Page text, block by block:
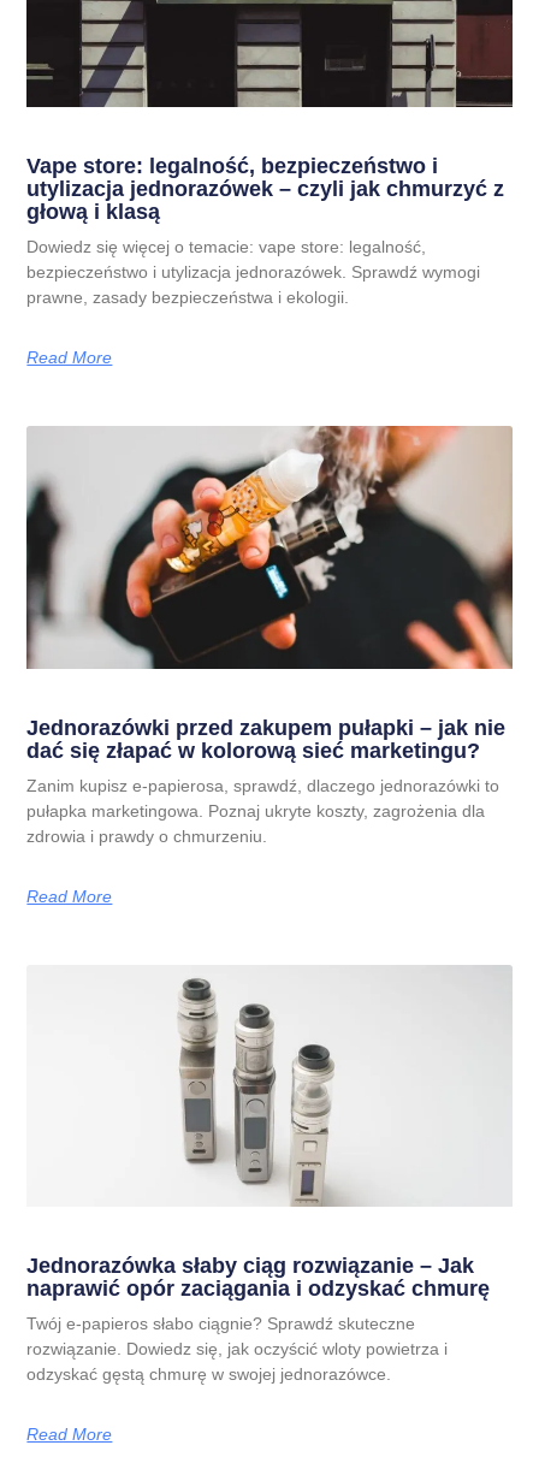
Vape store: legalność, bezpieczeństwo i
utylizacja jednorazówek – czyli jak chmurzyć z
głową i klasą
Dowiedz się więcej o temacie: vape store: legalność,
bezpieczeństwo i utylizacja jednorazówek. Sprawdź wymogi
prawne, zasady bezpieczeństwa i ekologii.
Read More
Jednorazówki przed zakupem pułapki – jak nie
dać się złapać w kolorową sieć marketingu?
Zanim kupisz e-papierosa, sprawdź, dlaczego jednorazówki to
pułapka marketingowa. Poznaj ukryte koszty, zagrożenia dla
zdrowia i prawdy o chmurzeniu.
Read More
Jednorazówka słaby ciąg rozwiązanie – Jak
naprawić opór zaciągania i odzyskać chmurę
Twój e-papieros słabo ciągnie? Sprawdź skuteczne
rozwiązanie. Dowiedz się, jak oczyścić wloty powietrza i
odzyskać gęstą chmurę w swojej jednorazówce.
Read More